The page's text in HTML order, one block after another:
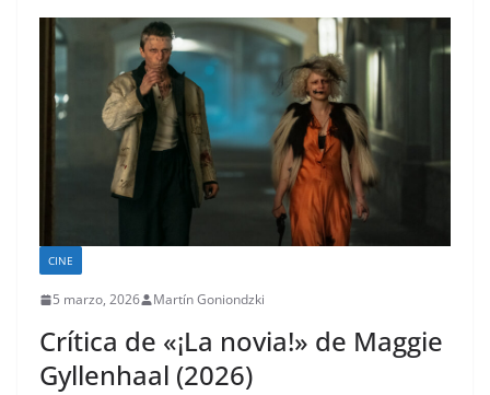
CINE
5 marzo, 2026 Martín Goniondzki
Crítica de «¡La novia!» de Maggie
Gyllenhaal (2026)